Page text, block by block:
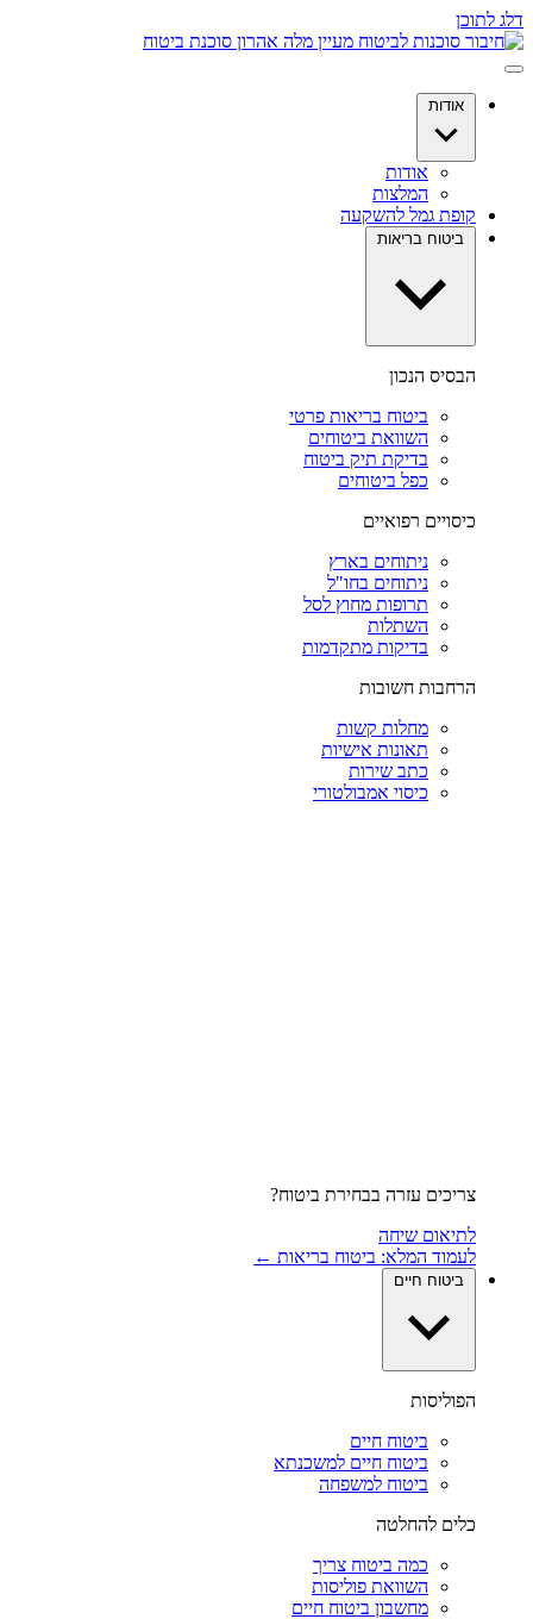
דלג לתוכן
אודות
אודות
המלצות
קופת גמל להשקעה
ביטוח בריאות
הבסיס הנכון
ביטוח בריאות פרטי
השוואת ביטוחים
בדיקת תיק ביטוח
כפל ביטוחים
כיסויים רפואיים
ניתוחים בארץ
ניתוחים בחו"ל
תרופות מחוץ לסל
השתלות
בדיקות מתקדמות
הרחבות חשובות
מחלות קשות
תאונות אישיות
כתב שירות
כיסוי אמבולטורי
צריכים עזרה בבחירת ביטוח?
לתיאום שיחה
לעמוד המלא: ביטוח בריאות ←
ביטוח חיים
הפוליסות
ביטוח חיים
ביטוח חיים למשכנתא
ביטוח למשפחה
כלים להחלטה
כמה ביטוח צריך
השוואת פוליסות
מחשבון ביטוח חיים